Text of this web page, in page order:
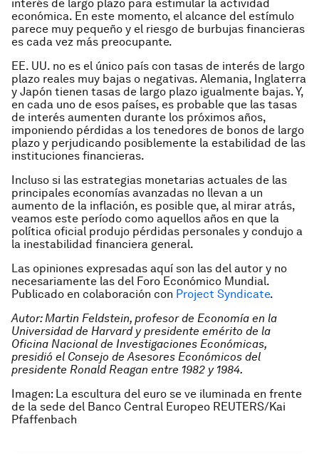
interés de largo plazo para estimular la actividad
económica. En este momento, el alcance del estímulo
parece muy pequeño y el riesgo de burbujas financieras
es cada vez más preocupante.
EE. UU. no es el único país con tasas de interés de largo
plazo reales muy bajas o negativas. Alemania, Inglaterra
y Japón tienen tasas de largo plazo igualmente bajas. Y,
en cada uno de esos países, es probable que las tasas
de interés aumenten durante los próximos años,
imponiendo pérdidas a los tenedores de bonos de largo
plazo y perjudicando posiblemente la estabilidad de las
instituciones financieras.
Incluso si las estrategias monetarias actuales de las
principales economías avanzadas no llevan a un
aumento de la inflación, es posible que, al mirar atrás,
veamos este período como aquellos años en que la
política oficial produjo pérdidas personales y condujo a
la inestabilidad financiera general.
Las opiniones expresadas aquí son las del autor y no
necesariamente las del Foro Económico Mundial.
Publicado en colaboración con Project Syndicate.
Autor: Martin Feldstein, profesor de Economía en la
Universidad de Harvard y presidente emérito de la
Oficina Nacional de Investigaciones Económicas,
presidió el Consejo de Asesores Económicos del
presidente Ronald Reagan entre 1982 y 1984.
Imagen: La escultura del euro se ve iluminada en frente
de la sede del Banco Central Europeo REUTERS/Kai
Pfaffenbach